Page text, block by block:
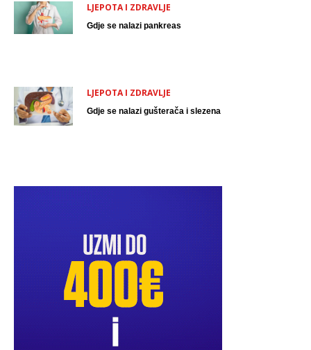
LJEPOTA I ZDRAVLJE
Gdje se nalazi pankreas
LJEPOTA I ZDRAVLJE
Gdje se nalazi gušterača i slezena